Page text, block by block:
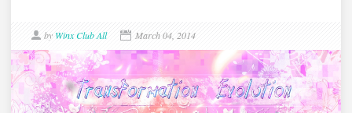
by Winx Club All March 04, 2014